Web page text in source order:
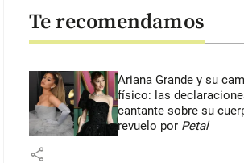
fue quien propuso llevar los hipopótamos
segundos
Te recomendamos
Ariana Grande y su
físico: las
cantante sobre su
revuelo por Petal
share